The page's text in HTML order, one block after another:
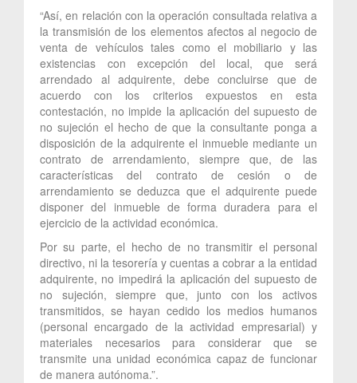
“Así, en relación con la operación consultada relativa a
la transmisión de los elementos afectos al negocio de
venta de vehículos tales como el mobiliario y las
existencias con excepción del local, que será
arrendado al adquirente, debe concluirse que de
acuerdo con los criterios expuestos en esta
contestación, no impide la aplicación del supuesto de
no sujeción el hecho de que la consultante ponga a
disposición de la adquirente el inmueble mediante un
contrato de arrendamiento, siempre que, de las
características del contrato de cesión o de
arrendamiento se deduzca que el adquirente puede
disponer del inmueble de forma duradera para el
ejercicio de la actividad económica.
Por su parte, el hecho de no transmitir el personal
directivo, ni la tesorería y cuentas a cobrar a la entidad
adquirente, no impedirá la aplicación del supuesto de
no sujeción, siempre que, junto con los activos
transmitidos, se hayan cedido los medios humanos
(personal encargado de la actividad empresarial) y
materiales necesarios para considerar que se
transmite una unidad económica capaz de funcionar
de manera autónoma.”.